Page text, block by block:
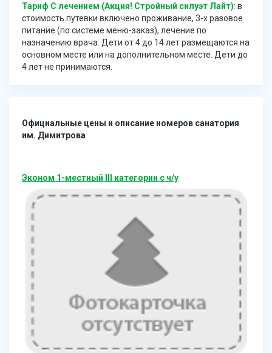
Тариф С лечением (Акция! Стройный силуэт Лайт): в
стоимость путевки включено проживание, 3-х разовое
питание (по системе меню-заказ), лечение по
назначению врача. Дети от 4 до 14 лет размещаются на
основном месте или на дополнительном месте. Дети до
4 лет не принимаются.
Официальные цены и описание номеров санатория
им. Димитрова
Эконом 1-местный III категории с ч/у